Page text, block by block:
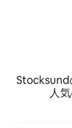
とができます。
人